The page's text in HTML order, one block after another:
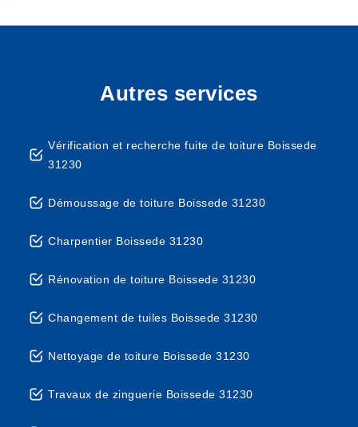
Autres services
Vérification et recherche fuite de toiture Boissede
31230
Démoussage de toiture Boissede 31230
Charpentier Boissede 31230
Rénovation de toiture Boissede 31230
Changement de tuiles Boissede 31230
Nettoyage de toiture Boissede 31230
Travaux de zinguerie Boissede 31230